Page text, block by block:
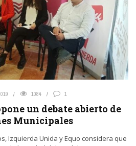
1084 1
un debate abierto de
Municipales
Izquierda Unida y Equo considera que